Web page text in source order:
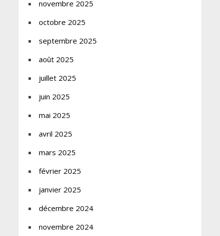
novembre 2025
octobre 2025
septembre 2025
août 2025
juillet 2025
juin 2025
mai 2025
avril 2025
mars 2025
février 2025
janvier 2025
décembre 2024
novembre 2024